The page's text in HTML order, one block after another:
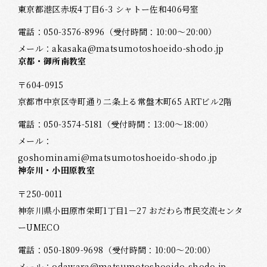
東京都港区赤坂4丁目6-3 シャトー佐和406号室
電話：050-3576-8996 （受付時間：10:00～20:00）
メール：akasaka@matsumotoshoeido-shodo.jp
京都・御所南教室
〒604-0915
京都市中京区寺町通り二条上る常盤木町65 ARTビル2階
電話：050-3574-5181 （受付時間：13:00～18:00）
メール：
goshominami@matsumotoshoeido-shodo.jp
神奈川・小田原教室
〒250-0011
神奈川県小田原市栄町1丁目1－27 おだわら市民交流センタ
ーUMECO
電話：050-1809-9698 （受付時間：10:00～20:00）